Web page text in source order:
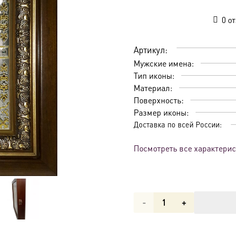
0
Артикул:
Мужские имена:
Тип иконы:
Материал:
Поверхность:
Размер иконы:
Доставка по всей России:
Посмотреть все
Количество